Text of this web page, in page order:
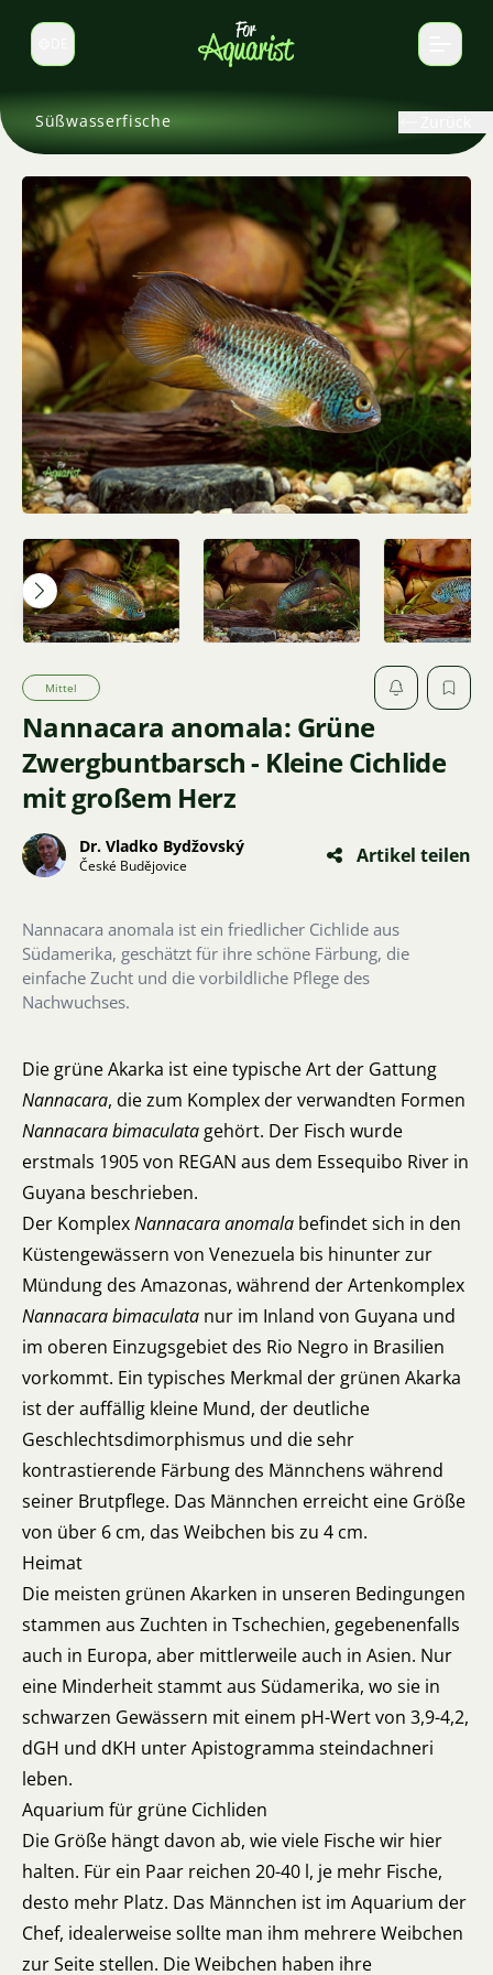
Sprache wechseln
Süßwasserfische
Nannacara anomala: Grüne
Zwergbuntbarsch - Kleine Cichlide
mit großem Herz
Mittel
Dr. Vladko Bydžovský
České Budějovice Artikel teilen
Nannacara anomala ist ein friedlicher Cichlide aus
Südamerika, geschätzt für ihre schöne Färbung, die
einfache Zucht und die vorbildliche Pflege des
Nachwuchses.
Die grüne Akarka ist eine typische Art der Gattung
Nannacara, die zum Komplex der verwandten Formen
Nannacara bimaculata gehört. Der Fisch wurde
erstmals 1905 von REGAN aus dem Essequibo River in
Guyana beschrieben.
Der KomplexNannacara anomala befindet sich in den
Küstengewässern von Venezuela bis hinunter zur
Mündung des Amazonas, während der Artenkomplex
Nannacara bimaculata nur im Inland von Guyana und
im oberen Einzugsgebiet des Rio Negro in Brasilien
vorkommt. Ein typisches Merkmal der grünen Akarka
ist der auffällig kleine Mund, der deutliche
Geschlechtsdimorphismus und die sehr
kontrastierende Färbung des Männchens während
seiner Brutpflege. Das Männchen erreicht eine Größe
von über 6 cm, das Weibchen bis zu 4 cm.
Heimat
Die meisten grünen Akarken in unseren Bedingungen
stammen aus Zuchten in Tschechien, gegebenenfalls
auch in Europa, aber mittlerweile auch in Asien. Nur
eine Minderheit stammt aus Südamerika, wo sie in
schwarzen Gewässern mit einem pH-Wert von 3,9-4,2,
dGH und dKH unter Apistogramma steindachneri
leben.
Aquarium für grüne Cichliden
Die Größe hängt davon ab, wie viele Fische wir hier
halten. Für ein Paar reichen 20-40 l, je mehr Fische,
desto mehr Platz. Das Männchen ist im Aquarium der
Chef, idealerweise sollte man ihm mehrere Weibchen
zur Seite stellen. Die Weibchen haben ihre